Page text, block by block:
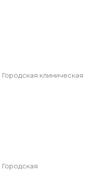
клиническая